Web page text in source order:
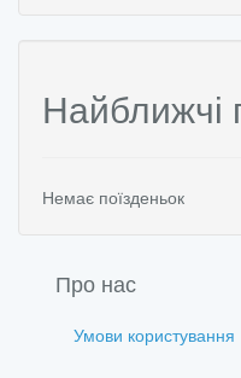
Найближчі
Немає поїзденьок
Про нас
Умови користування